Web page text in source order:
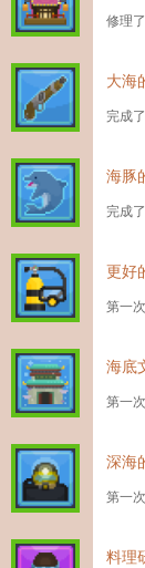
修理
大海
完成
海豚
完成
更好
第一
海底
第一
深海
第一
料理